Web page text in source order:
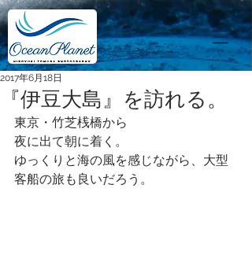
『伊豆大島』を訪れる。
2017年6月18日
東京・竹芝桟橋から
夜に出て朝に着く。
ゆっくりと海の風を感じながら、大型
客船の旅も良いだろう。